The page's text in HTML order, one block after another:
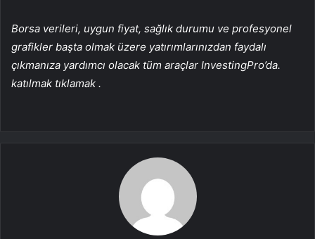
Borsa verileri, uygun fiyat, sağlık durumu ve profesyonel
grafikler başta olmak üzere yatırımlarınızdan faydalı
çıkmanıza yardımcı olacak tüm araçlar InvestingPro’da.
katılmak tıklamak .